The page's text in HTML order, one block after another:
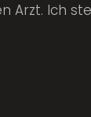
Arzt. Ich